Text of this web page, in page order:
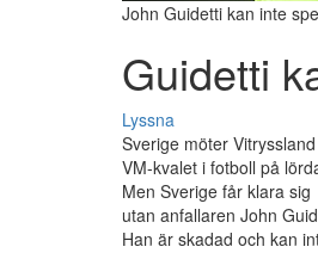
John Guidetti kan inte
Guidetti
Lyssna
Sverige möter
VM-kvalet i fotboll på
Men Sverige får klara sig
utan anfallaren John
Han är skadad och kan